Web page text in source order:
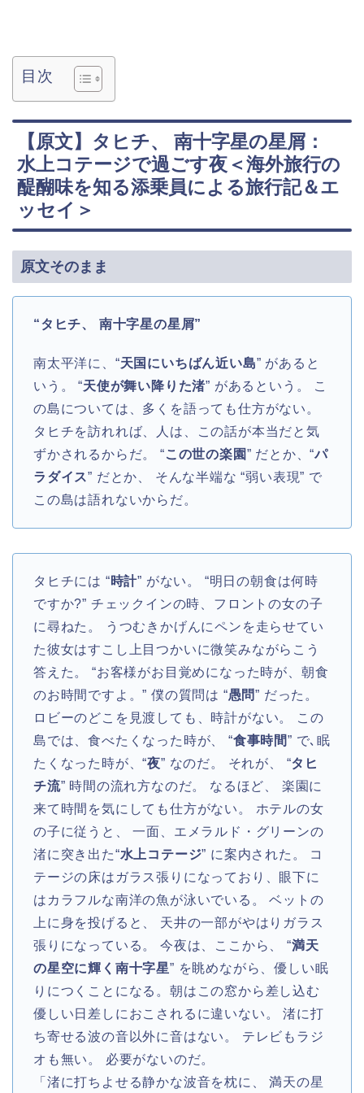
目次
【原文】タヒチ、 南十字星の星屑：
水上コテージで過ごす夜＜海外旅行の
醍醐味を知る添乗員による旅行記＆エ
ッセイ＞
原文そのまま
“タヒチ、 南十字星の星屑”
南太平洋に、“天国にいちばん近い島” があると
いう。 “天使が舞い降りた渚” があるという。 こ
の島については、多くを語っても仕方がない。
タヒチを訪れれば、人は、この話が本当だと気
ずかされるからだ。 “この世の楽園” だとか、“パ
ラダイス” だとか、 そんな半端な “弱い表現” で
この島は語れないからだ。
タヒチには “時計” がない。 “明日の朝食は何時
ですか?” チェックインの時、フロントの女の子
に尋ねた。 うつむきかげんにペンを走らせてい
た彼女はすこし上目つかいに微笑みながらこう
答えた。 “お客様がお目覚めになった時が、朝食
のお時間ですよ。” 僕の質問は “愚問” だった。
ロビーのどこを見渡しても、時計がない。 この
島では、食べたくなった時が、 “食事時間” で､眠
たくなった時が、“夜” なのだ。 それが、 “タヒ
チ流” 時間の流れ方なのだ。 なるほど、 楽園に
来て時間を気にしても仕方がない。 ホテルの女
の子に従うと、 一面、エメラルド・グリーンの
渚に突き出た“水上コテージ” に案内された。 コ
テージの床はガラス張りになっており、眼下に
はカラフルな南洋の魚が泳いでいる。 ベットの
上に身を投げると、 天井の一部がやはりガラス
張りになっている。 今夜は、ここから、 “満天
の星空に輝く南十字星” を眺めながら、優しい眠
りにつくことになる。朝はこの窓から差し込む
優しい日差しにおこされるに違いない。 渚に打
ち寄せる波の音以外に音はない。 テレビもラジ
オも無い。 必要がないのだ。
「渚に打ちよせる静かな波音を枕に、 満天の星